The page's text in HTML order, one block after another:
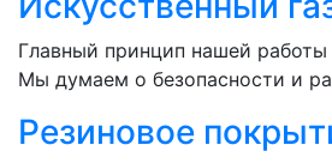
Главный принцип нашей работы
Мы думаем о безопасности и
Резиновое